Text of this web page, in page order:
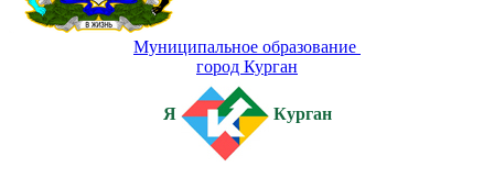
Муниципальное образование
город Курган
Я Курган